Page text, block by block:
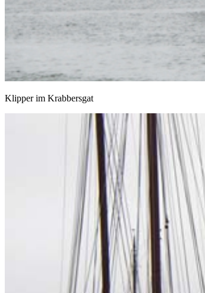
Klipper im Krabbersgat